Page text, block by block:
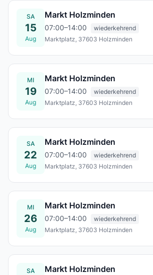
SA
15
Aug
Markt Holzminden
07:00–14:00
wiederkehrend
Marktplatz, 37603 Holzminden
MI
19
Aug
Markt Holzminden
07:00–14:00
wiederkehrend
Marktplatz, 37603 Holzminden
SA
22
Aug
Markt Holzminden
07:00–14:00
wiederkehrend
Marktplatz, 37603 Holzminden
MI
26
Aug
Markt Holzminden
07:00–14:00
wiederkehrend
Marktplatz, 37603 Holzminden
SA Markt Holzminden